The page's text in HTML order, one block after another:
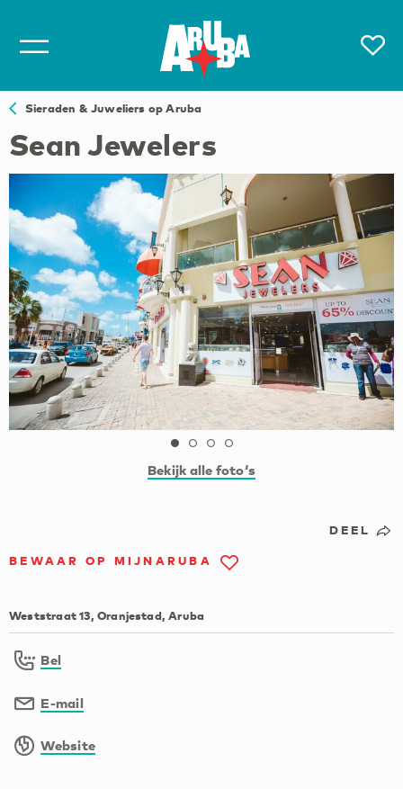
Sieraden & Juweliers op Aruba
Sean Jewelers
Bekijk alle foto‘s
DEEL
BEWAAR OP MIJNARUBA
Weststraat 13, Oranjestad, Aruba
Bel
E-mail
Website